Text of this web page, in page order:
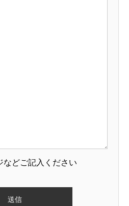
どご記入ください